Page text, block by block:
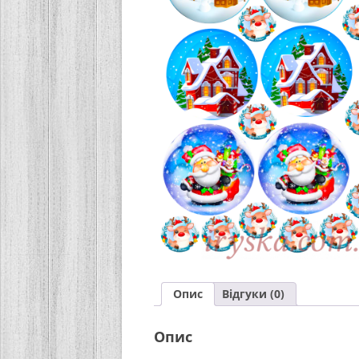
Опис Відгуки (0)
Опис